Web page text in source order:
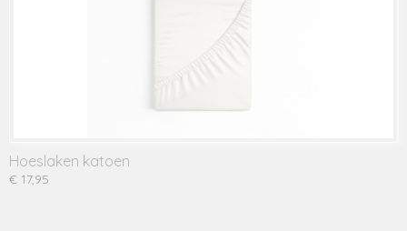
Hoeslaken katoen
€ 17,95